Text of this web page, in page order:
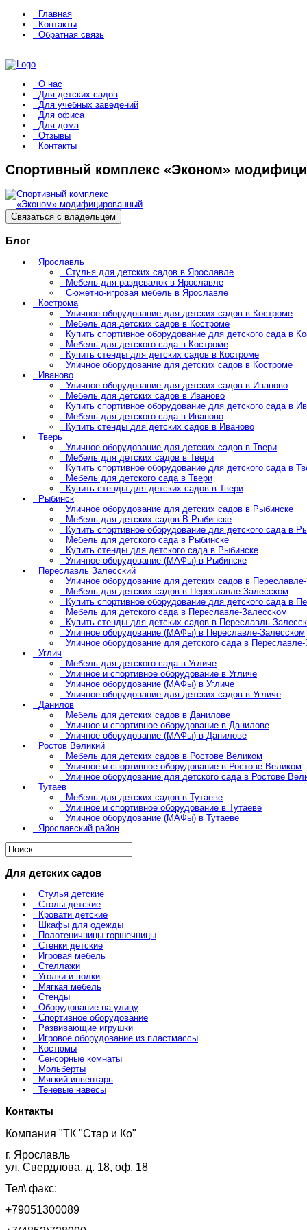
Главная
Контакты
Обратная связь
О нас
Для детских садов
Для учебных заведений
Для офиса
Для дома
Отзывы
Контакты
Спортивный комплекс «Эконом»
Связаться с владельцем
Блог
Ярославль
Стулья для детских садов в Ярославле
Мебель для раздевалок в Ярославле
Сюжетно-игровая мебель в Ярославле
Кострома
Уличное оборудование для детских садов в Костроме
Мебель для детских садов в Костроме
Купить спортивное оборудование для детского сада в
Мебель для детского сада в Костроме
Купить стенды для детских садов в Костроме
Уличное оборудование для детских садов в Костроме
Иваново
Уличное оборудование для детских садов в Иваново
Мебель для детских садов в Иваново
Купить спортивное оборудование для детского сада в
Мебель для детского сада в Иваново
Купить стенды для детских садов в Иваново
Тверь
Уличное оборудование для детских садов в Твери
Мебель для детских садов в Твери
Купить спортивное оборудование для детского сада в
Мебель для детского сада в Твери
Купить стенды для детских садов в Твери
Рыбинск
Уличное оборудование для детских садов в Рыбинске
Мебель для детских садов В Рыбинске
Купить спортивное оборудование для детского сада в
Мебель для детского сада в Рыбинске
Купить стенды для детского сада в Рыбинске
Уличное оборудование (МАФы) в Рыбинске
Переславль Залесский
Уличное оборудование для детских садов в
Мебель для детских садов в Переславле Залесском
Купить спортивное оборудование для детского сада в
Мебель для детского сада в Переславле-Залесском
Купить стенды для детских садов в Переславль-
Уличное оборудование (МАФы) в Переславле-Залесском
Уличное оборудование для детского сада в
Углич
Мебель для детского сада в Угличе
Уличное и спортивное оборудование в Угличе
Уличное оборудование (МАФы) в Угличе
Уличное оборудование для детских садов в Угличе
Данилов
Мебель для детских садов в Данилове
Уличное и спортивное оборудование в Данилове
Уличное оборудование (МАФы) в Данилове
Ростов Великий
Мебель для детских садов в Ростове Великом
Уличное и спортивное оборудование в Ростове Великом
Уличное оборудование для детского сада в Ростове
Тутаев
Мебель для детских садов в Тутаеве
Уличное и спортивное оборудование в Тутаеве
Уличное оборудование (МАФы) в Тутаеве
Ярославский район
Для детских садов
Стулья детские
Столы детские
Кровати детские
Шкафы для одежды
Полотеничницы горшечницы
Стенки детские
Игровая мебель
Стеллажи
Уголки и полки
Мягкая мебель
Стенды
Оборудование на улицу
Спортивное оборудование
Развивающие игрушки
Игровое оборудование из пластмассы
Костюмы
Сенсорные комнаты
Мольберты
Мягкий инвентарь
Теневые навесы
Контакты
Компания "ТК "Стар и Ко"
г. Ярославль
ул. Свердлова, д. 18, оф. 18
Тел\ факс:
+79051300089